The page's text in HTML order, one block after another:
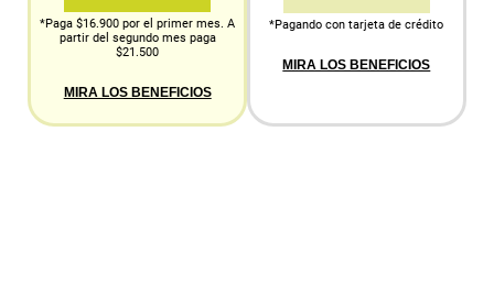
*Paga $16.900 por el primer mes. A
partir del segundo mes paga
$21.500
MIRA LOS BENEFICIOS
*Pagando con tarjeta de crédito
MIRA LOS BENEFICIOS